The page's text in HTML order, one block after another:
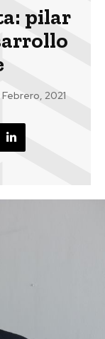
pilar
Febrero, 2021